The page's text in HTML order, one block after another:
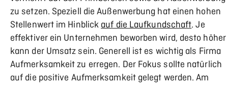
zu setzen. Speziell die Außenwerbung hat einen hohen
Stellenwert im Hinblickauf die Laufkundschaft. Je
effektiver ein Unternehmen beworben wird, desto höher
kann der Umsatz sein. Generell ist es wichtig als Firma
Aufmerksamkeit zu erregen. Der Fokus sollte natürlich
auf die positive Aufmerksamkeit gelegt werden. Am